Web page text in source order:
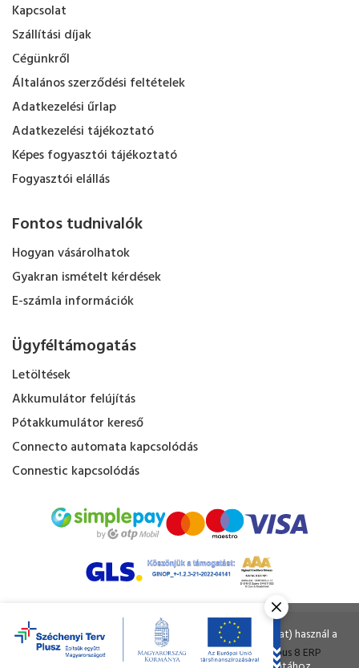
Kapcsolat
Szállítási díjak
Cégünkről
Általános szerződési feltételek
Adatkezelési űrlap
Adatkezelési tájékoztató
Képes fogyasztói tájékoztató
Fogyasztói elállás
Fontos tudnivalók
Hogyan vásárolhatok
Gyakran ismételt kérdések
E-számla információk
Ügyféltámogatás
Letöltések
Akkumulátor felújítás
Pótakkumulátor kereső
Connecto automata kapcsolódás
Connestic kapcsolódás
Kapacitás Kft. © Minden jog fenntartva.
Tervezte és készítette:Vision-Software, azOctopus 8 ERP
Ahogy a legtöbb weboldal, a miénk is sütiket (cookie-kat) használ a
nagyobb felhasználói élmény érdekében.